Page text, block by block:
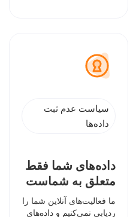
سیاست عدم ثبت
داده‌ها
داده‌های شما فقط
متعلق به شماست
ما فعالیت‌های آنلاین شما را
ردیابی نمی‌کنیم و داده‌های